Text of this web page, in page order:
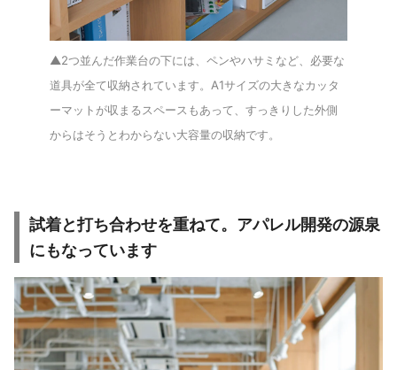
▲2つ並んだ作業台の下には、ペンやハサミなど、必要な
道具が全て収納されています。A1サイズの大きなカッタ
ーマットが収まるスペースもあって、すっきりした外側
からはそうとわからない大容量の収納です。
試着と打ち合わせを重ねて。アパレル開発の源泉
にもなっています